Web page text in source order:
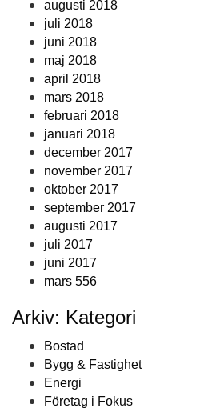
augusti 2018
juli 2018
juni 2018
maj 2018
april 2018
mars 2018
februari 2018
januari 2018
december 2017
november 2017
oktober 2017
september 2017
augusti 2017
juli 2017
juni 2017
mars 556
Arkiv: Kategori
Bostad
Bygg & Fastighet
Energi
Företag i Fokus